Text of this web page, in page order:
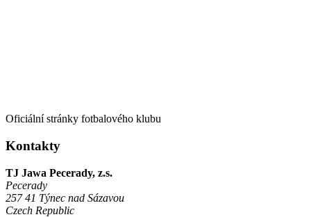
Oficiální stránky fotbalového klubu
Kontakty
TJ Jawa Pecerady, z.s.
Pecerady
257 41 Týnec nad Sázavou
Czech Republic